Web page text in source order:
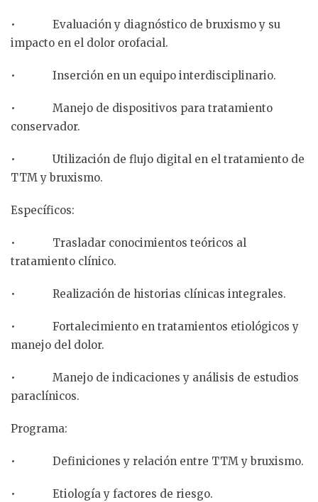
• Evaluación y diagnóstico de bruxismo y su
impacto en el dolor orofacial.
• Inserción en un equipo interdisciplinario.
• Manejo de dispositivos para tratamiento
conservador.
• Utilización de flujo digital en el tratamiento de
TTM y bruxismo.
Específicos:
• Trasladar conocimientos teóricos al
tratamiento clínico.
• Realización de historias clínicas integrales.
• Fortalecimiento en tratamientos etiológicos y
manejo del dolor.
• Manejo de indicaciones y análisis de estudios
paraclínicos.
Programa:
• Definiciones y relación entre TTM y bruxismo.
• Etiología y factores de riesgo.